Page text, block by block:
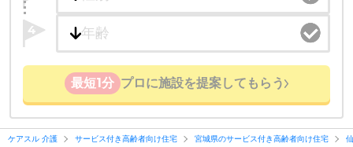
4
最短1分 プロに施設を提案してもらう
ケアスル 介護 サービス付き高齢者向け住宅 宮城県のサービス付き高齢者向け住宅